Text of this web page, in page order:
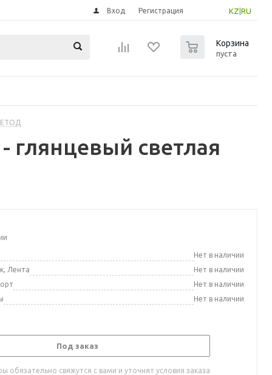
KZ RU
Вход Регистрация
Корзина
пуста
глянцевый светлая
Нет в наличии
Лента
Нет в наличии
Нет в наличии
Нет в наличии
Под заказ
обязательно свяжутся с вами и уточнят условия заказа